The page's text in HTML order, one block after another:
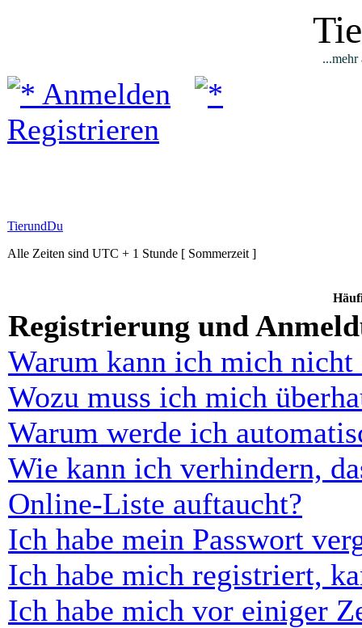
...mehr
Anmelden
Registrieren
TierundDu
Alle Zeiten sind UTC + 1 Stunde [ Sommerzeit ]
Registrierung und
Warum kann ich mich nicht
Wozu muss ich mich
Warum werde ich
Wie kann ich verhindern,
Online-Liste auftaucht?
Ich habe mein Passwort
Ich habe mich registriert,
Ich habe mich vor einiger